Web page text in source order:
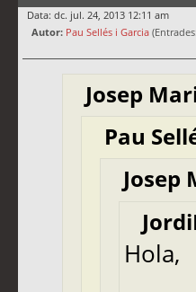
Data: dc. jul. 24, 2013 12:11 am
Autor: Pau Sellés i Garcia
Josep
Pau
Josep
Hola,